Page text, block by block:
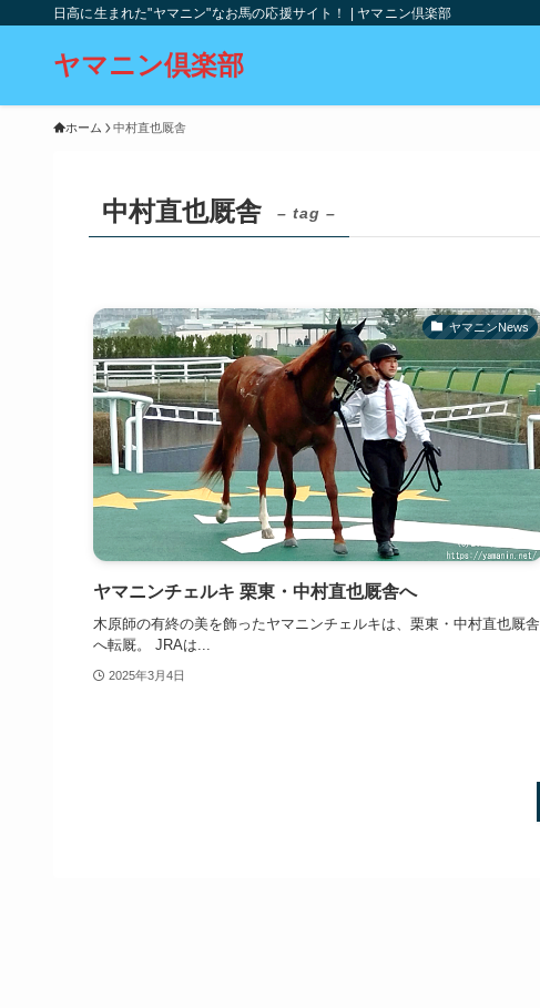
日高に生まれた"ヤマニン"なお馬の応援サイト！ | ヤマニン倶楽部
ヤマニン倶楽部
ホーム 中村直也厩舎
中村直也厩舎 – tag –
ヤマニンNews
ヤマニンチェルキ 栗東・中村直也厩舎へ
木原師の有終の美を飾ったヤマニンチェルキは、栗東・中村直也厩舎
へ転厩。 JRAは...
2025年3月4日